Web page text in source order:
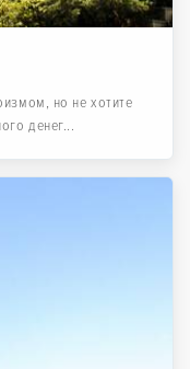
но не хотите
денег...